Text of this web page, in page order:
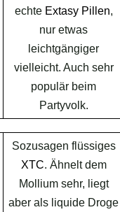
echte Extasy Pillen,
nur etwas
leichtgängiger
vielleicht. Auch sehr
populär beim
Partyvolk.
Sozusagen flüssiges
XTC. Ähnelt dem
Mollium sehr, liegt
aber als liquide Droge